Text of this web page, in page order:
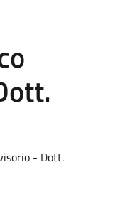
- Dott.